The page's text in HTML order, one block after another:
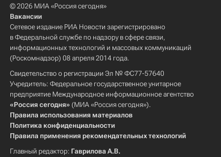
© 2026 МИА «Россия сегодня»
Вакансии
Сетевое издание РИА Новости зарегистрировано
в Федеральной службе по надзору в сфере связи,
информационных технологий и массовых коммуникаций
(Роскомнадзор) 08 апреля 2014 года.
Свидетельство о регистрации Эл № ФС77-57640
Учредитель: Федеральное государственное унитарное
предприятие Международное информационное агентство
«Россия сегодня» (МИА «Россия сегодня»).
Правила использования материалов
Политика конфиденциальности
Правила применения рекомендательных технологий
Главный редактор: Гаврилова А.В.